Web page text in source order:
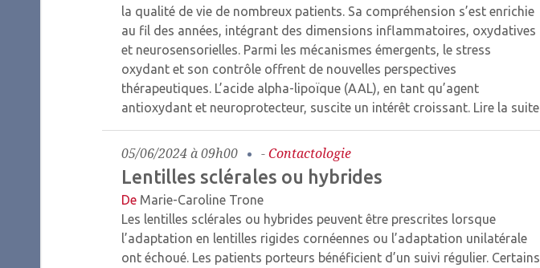
la qualité de vie de nombreux patients. Sa compréhension s’est enrichie
au fil des années, intégrant des dimensions inflammatoires, oxydatives
et neurosensorielles. Parmi les mécanismes émergents, le stress
oxydant et son contrôle offrent de nouvelles perspectives
thérapeutiques. L’acide alpha-lipoïque (AAL), en tant qu’agent
antioxydant et neuroprotecteur, suscite un intérêt croissant. Lire la suite
05/06/2024 à 09h00 -Contactologie
Lentilles sclérales ou hybrides
De Marie-Caroline Trone
Les lentilles sclérales ou hybrides peuvent être prescrites lorsque
l’adaptation en lentilles rigides cornéennes ou l’adaptation unilatérale
ont échoué. Les patients porteurs bénéficient d’un suivi régulier. Certains